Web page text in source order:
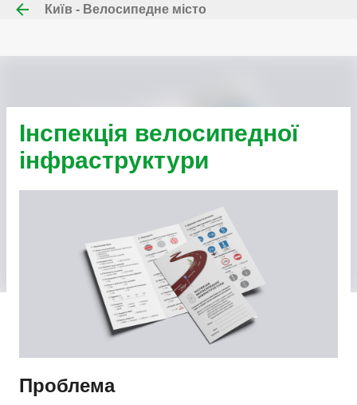
Перейти до основного вмісту
Київ - Велосипедне місто
Інспекція велосипедної
інфраструктури
Проблема